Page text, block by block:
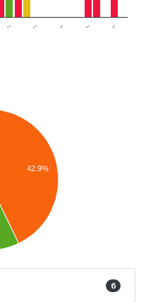
.. .. .. .. ..
42.9%
6